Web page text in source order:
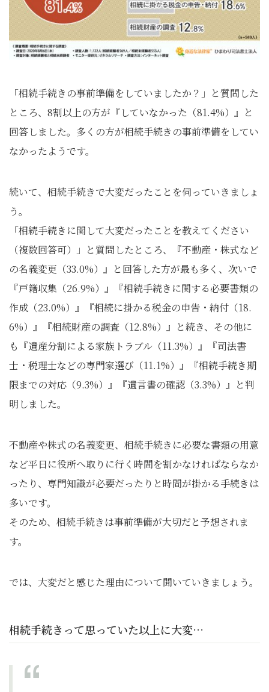
「相続手続きの事前準備をしていましたか？」と質問した
ところ、8割以上の方が『していなかった（81.4%）』と
回答しました。多くの方が相続手続きの事前準備をしてい
なかったようです。
続いて、相続手続きで大変だったことを伺っていきましょ
う。
「相続手続きに関して大変だったことを教えてください
（複数回答可）」と質問したところ、『不動産・株式など
の名義変更（33.0%）』と回答した方が最も多く、次いで
『戸籍収集（26.9%）』『相続手続きに関する必要書類の
作成（23.0%）』『相続に掛かる税金の申告・納付（18.
6%）』『相続財産の調査（12.8%）』と続き、その他に
も『遺産分割による家族トラブル（11.3%）』『司法書
士・税理士などの専門家選び（11.1%）』『相続手続き期
限までの対応（9.3%）』『遺言書の確認（3.3%）』と判
明しました。
不動産や株式の名義変更、相続手続きに必要な書類の用意
など平日に役所へ取りに行く時間を割かなければならなか
ったり、専門知識が必要だったりと時間が掛かる手続きは
多いです。
そのため、相続手続きは事前準備が大切だと予想されま
す。
では、大変だと感じた理由について聞いていきましょう。
相続手続きって思っていた以上に大変…